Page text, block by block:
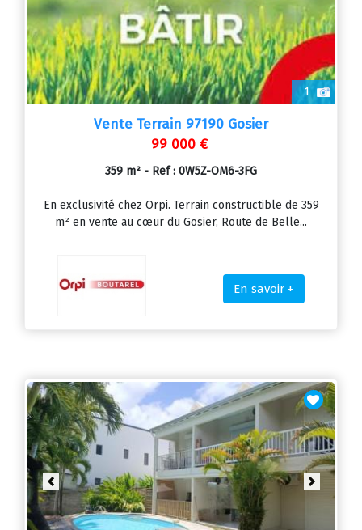
1
Vente Terrain 97190 Gosier
99 000 €
359 m² - Ref : 0W5Z-OM6-3FG
En exclusivité chez Orpi. Terrain constructible de 359
m² en vente au cœur du Gosier, Route de Belle...
En savoir +
Previous Next